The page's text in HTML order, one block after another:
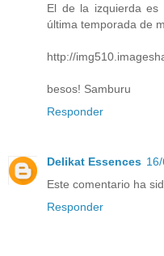
El de la izquierda
última temporada de
http://
besos! Samburu
Responder
Delikat Essences
Este comentario ha
Responder